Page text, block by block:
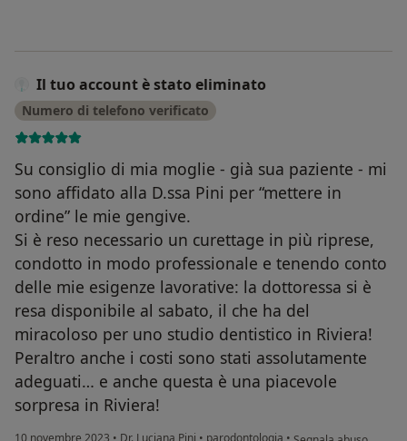
Il tuo account è stato eliminato
Numero di telefono verificato
Su consiglio di mia moglie - già sua paziente - mi
sono affidato alla D.ssa Pini per “mettere in
ordine” le mie gengive.
Si è reso necessario un curettage in più riprese,
condotto in modo professionale e tenendo conto
delle mie esigenze lavorative: la dottoressa si è
resa disponibile al sabato, il che ha del
miracoloso per uno studio dentistico in Riviera!
Peraltro anche i costi sono stati assolutamente
adeguati… e anche questa è una piacevole
sorpresa in Riviera!
10 novembre 2023 • Dr. Luciana Pini • parodontologia • secondo l'opinione